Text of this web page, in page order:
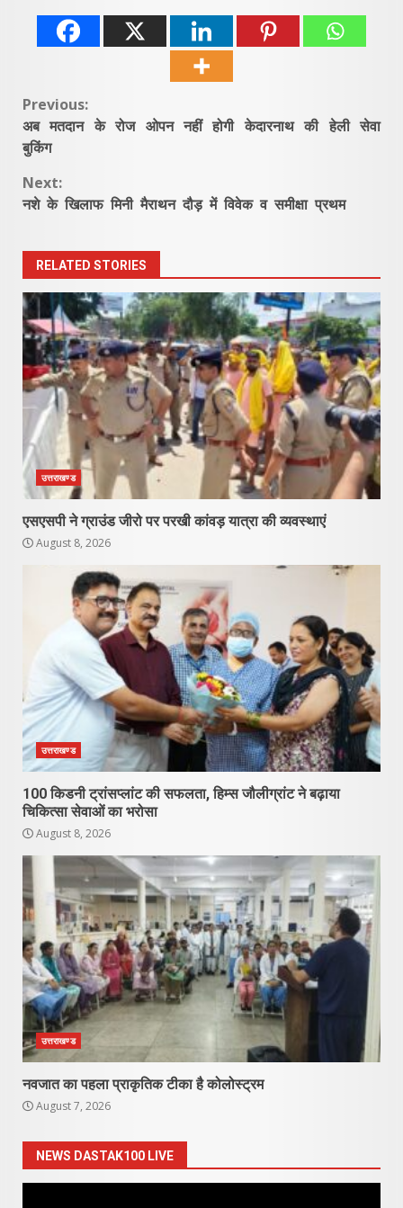
Continue
Reading
Previous:
अब मतदान के रोज ओपन नहीं होगी केदारनाथ की हेली सेवा
बुकिंग
Next:
नशे के खिलाफ मिनी मैराथन दौड़ में विवेक व समीक्षा प्रथम
RELATED STORIES
उत्तराखण्ड
एसएसपी ने ग्राउंड जीरो पर परखी कांवड़ यात्रा की व्यवस्थाएं
August 8, 2026
उत्तराखण्ड
100 किडनी ट्रांसप्लांट की सफलता, हिम्स जौलीग्रांट ने बढ़ाया
चिकित्सा सेवाओं का भरोसा
August 8, 2026
उत्तराखण्ड
नवजात का पहला प्राकृतिक टीका है कोलोस्ट्रम
August 7, 2026
NEWS DASTAK100 LIVE